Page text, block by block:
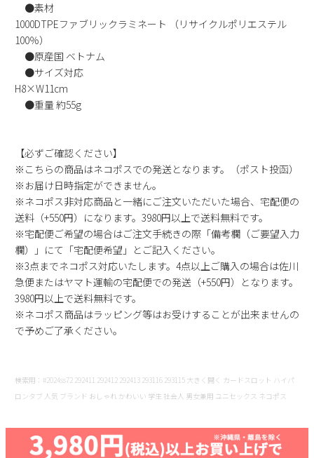
会社概要
プライバシーポリシー
特定商取引法に基づく表示
●素材
1000DTPEファブリックラミネート （リサイクルポリエステル
100％）
●原産国 ベトナム
●サイズ対応
H8×W11cm
●重量 約55g
【必ずご確認ください】
※こちらの商品はネコポスでの発送となります。（ポスト投函）
※お届け日時指定ができません。
※ネコポス非対応商品と一緒にご注文いただいた場合、宅配便の
送料（+550円）になります。3980円以上で送料無料です。
※宅配便ご希望の場合はご注文手続きの際「備考欄（ご要望入力
欄）」にて「宅配便希望」とご記入ください。
※3点までネコポス対応いたします。4点以上ご購入の場合は佐川
急便またはヤマト運輸の宅配便での発送（+550円）となります。
3980円以上で送料無料です。
※ネコポス商品はラッピング等はお受けすることが出来ませんの
で予めご了承ください。
検索用：#2024ss72 292411 292412 292413 293116 293115 大きく開く カードスロット ハイパ
ロンタブ 人気 ブランド おしゃれ かわいい 学生 社会人 男女兼用 ユニセックス ネコポス